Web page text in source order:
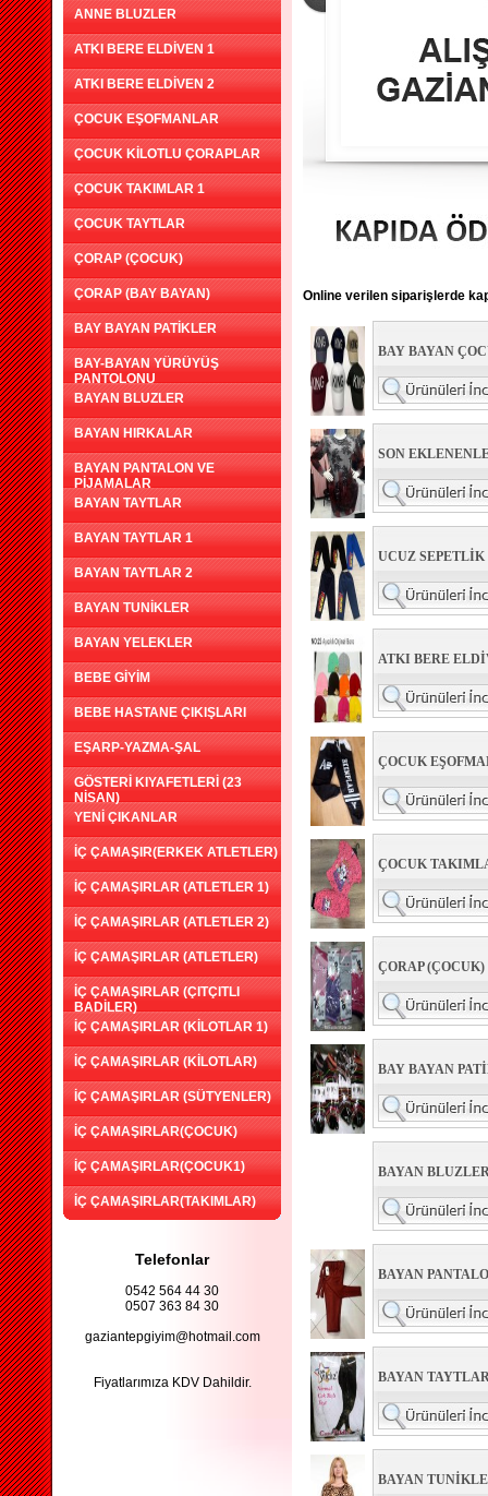
ANNE BLUZLER
ATKI BERE ELDİVEN 1
ATKI BERE ELDİVEN 2
ÇOCUK EŞOFMANLAR
ÇOCUK KİLOTLU ÇORAPLAR
ÇOCUK TAKIMLAR 1
ÇOCUK TAYTLAR
ÇORAP (ÇOCUK)
ÇORAP (BAY BAYAN)
BAY BAYAN PATİKLER
BAY-BAYAN YÜRÜYÜŞ
PANTOLONU
BAYAN BLUZLER
BAYAN HIRKALAR
BAYAN PANTALON VE
PİJAMALAR
BAYAN TAYTLAR
BAYAN TAYTLAR 1
BAYAN TAYTLAR 2
BAYAN TUNİKLER
BAYAN YELEKLER
BEBE GİYİM
BEBE HASTANE ÇIKIŞLARI
EŞARP-YAZMA-ŞAL
GÖSTERİ KIYAFETLERİ (23
NİSAN)
YENİ ÇIKANLAR
İÇ ÇAMAŞIR(ERKEK ATLETLER)
İÇ ÇAMAŞIRLAR (ATLETLER 1)
İÇ ÇAMAŞIRLAR (ATLETLER 2)
İÇ ÇAMAŞIRLAR (ATLETLER)
İÇ ÇAMAŞIRLAR (ÇITÇITLI
BADİLER)
İÇ ÇAMAŞIRLAR (KİLOTLAR 1)
İÇ ÇAMAŞIRLAR (KİLOTLAR)
İÇ ÇAMAŞIRLAR (SÜTYENLER)
İÇ ÇAMAŞIRLAR(ÇOCUK)
İÇ ÇAMAŞIRLAR(ÇOCUK1)
İÇ ÇAMAŞIRLAR(TAKIMLAR)
Telefonlar
0542 564 44 30
0507 363 84 30
gaziantepgiyim@hotmail.com
Fiyatlarımıza KDV Dahildir.
Online verilen siparişlerde
BAY BAYAN
SON
UCUZ
ATKI BERE
ÇOCUK
ÇOCUK
ÇORAP (ÇOCUK)
BAY BAYAN
BAYAN
BAYAN
BAYAN
BAYAN